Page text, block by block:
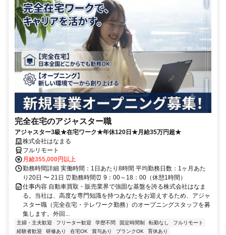
完全在宅のアジャスター職
アジャスター3級★在宅ワーク★年休120日★月給35万円超★
株式会社はなまる
フルリモート
月給355,000円以上
勤務時間詳細 実働時間：1日あたり8時間 平均勤務日数：1ヶ月あた
り20日 〜 21日 ⏰勤務時間⏰ 9：00～18：00（休憩1時間）
仕事内容 自動車買取・販売業界で強固な基盤を誇る株式会社はなま
る。当社は、高度な専門知識を持つあなたをお迎えするため、アジャ
スター職（完全在宅・テレワーク勤務）のオープニングスタッフを募
集します。外回...
主婦・主夫歓迎 フリーター歓迎 学歴不問 固定時間制 転勤なし
フルリモート
経験者歓迎
研修あり 在宅OK 賞与あり ブランクOK
育休あり